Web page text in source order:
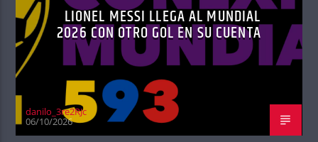
LIONEL MESSI LLEGA AL MUNDIAL
2026 CON OTRO GOL EN SU CUENTA
danilo_3re2RJc
06/10/2026